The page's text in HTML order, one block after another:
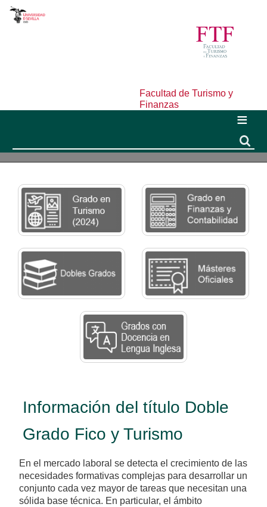
Facultad de Turismo y
Finanzas
Información del título Doble
Grado Fico y Turismo
En el mercado laboral se detecta el crecimiento de las
necesidades formativas complejas para desarrollar un
conjunto cada vez mayor de tareas que necesitan una
sólida base técnica. En particular, el ámbito